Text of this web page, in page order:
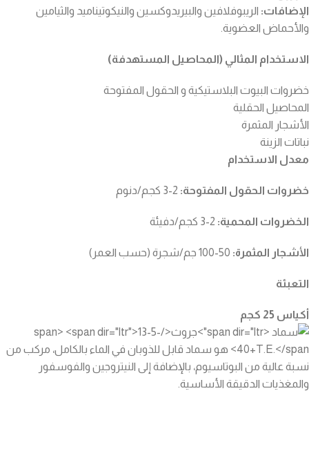
الإضافات: الريبوفلافين والبيريدوكسين والنيكوتيناميد والثيامين
والأحماض العضوية.
الاستخدام المثالي (المحاصيل المستهدفة)
خضروات البيوت البلاستيكية و الحقول المفتوحة
المحاصيل الحقلية
الأشجار المثمرة
نباتات الزينة
معدل الاستخدام
خضروات الحقول المفتوحة: 2-3 كجم/دنوم
الخضروات المحمية:
الأشجار المثمرة: 50-100 جم/شجرة (حسب العمر)
التعبئة
أكياس 25 كجم